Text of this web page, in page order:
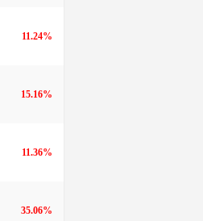
11.24%
15.16%
11.36%
35.06%